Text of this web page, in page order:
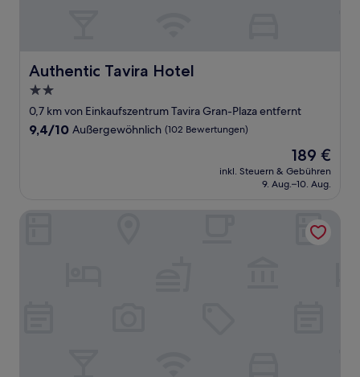
Authentic Tavira Hotel
Authentic Tavira Hotel
2.0-
Sterne-
Unterkunft
0,7 km von Einkaufszentrum Tavira Gran-Plaza entfernt
9.4
9,4/10 Außergewöhnlich (102 Bewertungen)
Der
Preis
beträgt
189 €
inkl. Steuern & Gebühren
9. Aug.–10. Aug.